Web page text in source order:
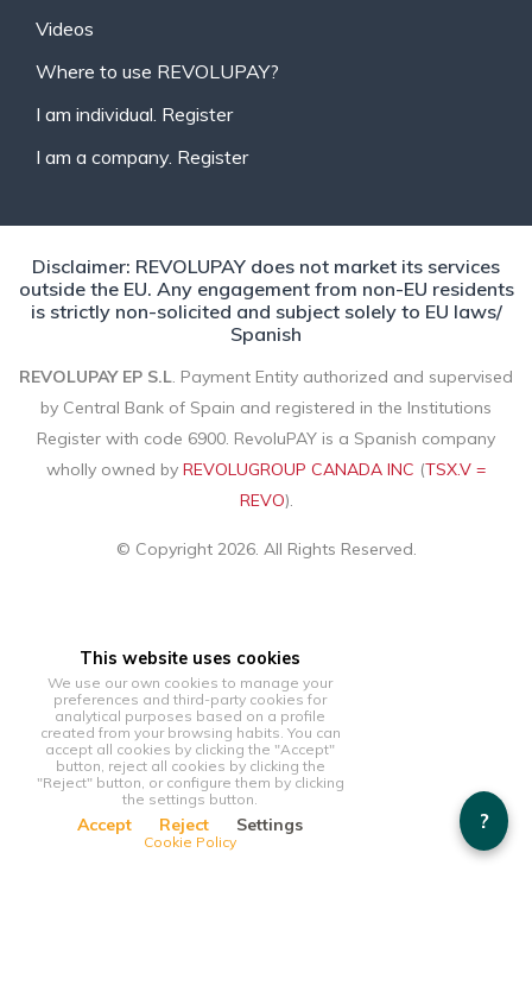
Videos
Where to use REVOLUPAY?
I am individual. Register
I am a company. Register
Disclaimer: REVOLUPAY does not market its services
outside the EU. Any engagement from non-EU residents
is strictly non-solicited and subject solely to EU laws/
Spanish
REVOLUPAY EP S.L. Payment Entity authorized and supervised
by Central Bank of Spain and registered in the Institutions
Register with code 6900. RevoluPAY is a Spanish company
wholly owned by REVOLUGROUP CANADA INC (TSX.V =
REVO).
© Copyright 2026. All Rights Reserved.
?
This website uses cookies
We use our own cookies to manage your
preferences and third-party cookies for
analytical purposes based on a profile
created from your browsing habits. You can
accept all cookies by clicking the "Accept"
button, reject all cookies by clicking the
"Reject" button, or configure them by clicking
the settings button.
Accept Reject Settings
Cookie Policy